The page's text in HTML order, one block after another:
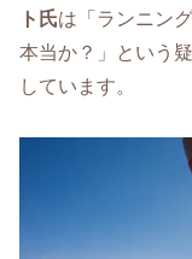
ト氏は「ランニン
本当か？」という
しています。